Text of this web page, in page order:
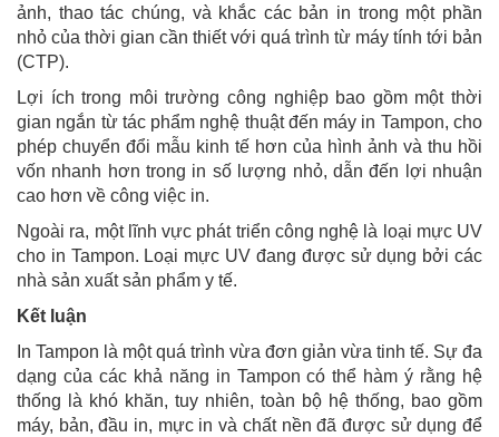
ảnh, thao tác chúng, và khắc các bản in trong một phần
nhỏ của thời gian cần thiết với quá trình từ máy tính tới bản
(CTP).
Lợi ích trong môi trường công nghiệp bao gồm một thời
gian ngắn từ tác phẩm nghệ thuật đến máy in Tampon, cho
phép chuyển đổi mẫu kinh tế hơn của hình ảnh và thu hồi
vốn nhanh hơn trong in số lượng nhỏ, dẫn đến lợi nhuận
cao hơn về công việc in.
Ngoài ra, một lĩnh vực phát triển công nghệ là loại mực UV
cho in Tampon. Loại mực UV đang được sử dụng bởi các
nhà sản xuất sản phẩm y tế.
Kết luận
In Tampon là một quá trình vừa đơn giản vừa tinh tế. Sự đa
dạng của các khả năng in Tampon có thể hàm ý rằng hệ
thống là khó khăn, tuy nhiên, toàn bộ hệ thống, bao gồm
máy, bản, đầu in, mực in và chất nền đã được sử dụng để